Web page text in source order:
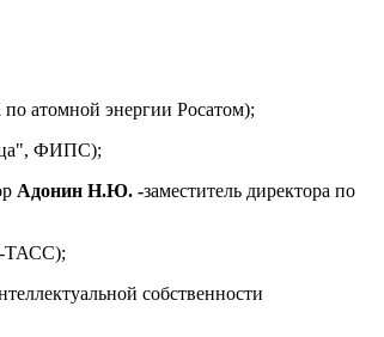
атомной энергии Росатом);
ФИПС);
Адонин Н.Ю. -заместитель директора по
ТАСС);
собственности